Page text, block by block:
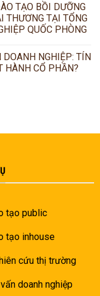
TẠO BỒI DƯỠNG
THƯƠNG TẠI TỔNG
QUỐC PHÒNG
DOANH NGHIỆP: TÍN
HÀNH CỔ PHẦN?
tạo public
tạo inhouse
cứu thị trường
doanh nghiệp